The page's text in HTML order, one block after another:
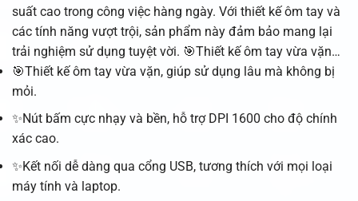
suất cao trong công việc hàng ngày. Với thiết kế ôm tay và
các tính năng vượt trội, sản phẩm này đảm bảo mang lại
trải nghiệm sử dụng tuyệt vời. 🎯Thiết kế ôm tay vừa vặn…
🎯Thiết kế ôm tay vừa vặn, giúp sử dụng lâu mà không bị
mỏi.
✨Nút bấm cực nhạy và bền, hỗ trợ DPI 1600 cho độ chính
xác cao.
✨Kết nối dễ dàng qua cổng USB, tương thích với mọi loại
máy tính và laptop.